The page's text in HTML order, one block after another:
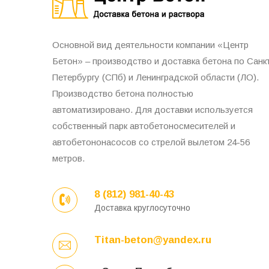
Основной вид деятельности компании «Центр
Бетон» – производство и доставка бетона по
Петербургу (СПб) и Ленинградской области (ЛО).
Производство бетона полностью
автоматизировано. Для доставки используется
собственный парк автобетоносмесителей и
автобетононасосов со стрелой вылетом 24-56
метров.
8 (812) 981-40-43
Доставка круглосуточно
Titan-beton@yandex.ru